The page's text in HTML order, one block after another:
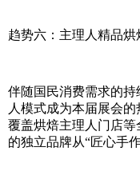
趋势六：主理人精品
伴随国民消费需求的
人模式成为本届展会
覆盖烘焙主理人门店
的独立品牌从“匠心手